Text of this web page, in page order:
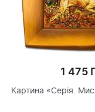
1 475
Картина «Серія.